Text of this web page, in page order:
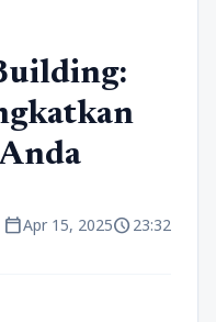
calendar_todayApr 15, 2025schedule23:32